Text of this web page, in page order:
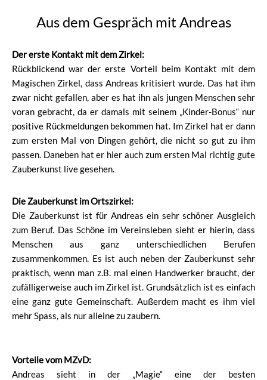
Aus dem Gespräch mit Andreas
Der erste Kontakt mit dem Zirkel:
Rückblickend war der erste Vorteil beim Kontakt mit dem
Magischen Zirkel, dass Andreas kritisiert wurde. Das hat ihm
zwar nicht gefallen, aber es hat ihn als jungen Menschen sehr
voran gebracht, da er damals mit seinem „Kinder-Bonus“ nur
positive Rückmeldungen bekommen hat. Im Zirkel hat er dann
zum ersten Mal von Dingen gehört, die nicht so gut zu ihm
passen. Daneben hat er hier auch zum ersten Mal richtig gute
Zauberkunst live gesehen.
Die Zauberkunst im Ortszirkel:
Die Zauberkunst ist für Andreas ein sehr schöner Ausgleich
zum Beruf. Das Schöne im Vereinsleben sieht er hierin, dass
Menschen aus ganz unterschiedlichen Berufen
zusammenkommen. Es ist auch neben der Zauberkunst sehr
praktisch, wenn man z.B. mal einen Handwerker braucht, der
zufälligerweise auch im Zirkel ist. Grundsätzlich ist es einfach
eine ganz gute Gemeinschaft. Außerdem macht es ihm viel
mehr Spass, als nur alleine zu zaubern.
Vorteile vom MZvD:
Andreas sieht in der „Magie“ eine der besten